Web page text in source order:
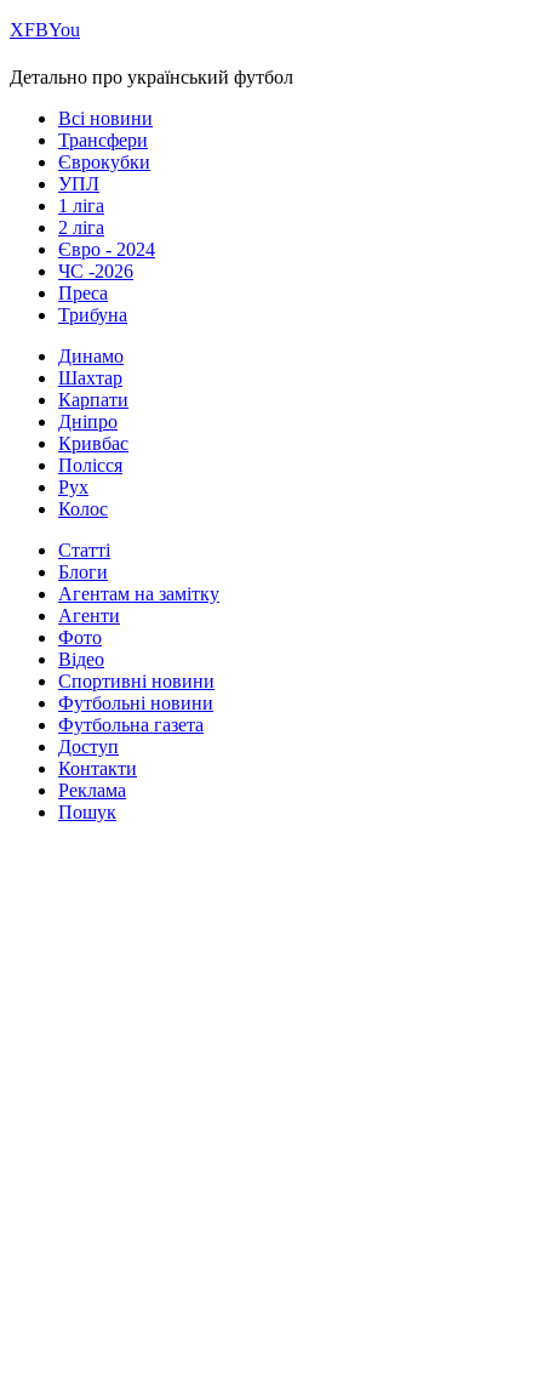
ХFBYou
Детально про український футбол
Всі новини
Трансфери
Єврокубки
УПЛ
1 ліга
2 ліга
Євро - 2024
ЧС -2026
Преса
Трибуна
Динамо
Шахтар
Карпати
Дніпро
Кривбас
Полісся
Рух
Колос
Статті
Блоги
Агентам на замітку
Агенти
Фото
Відео
Спортивні новини
Футбольні новини
Футбольна газета
Доступ
Контакти
Реклама
Пошук